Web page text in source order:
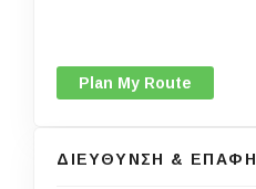
Plan My Route
ΔΙΕΥΘΥΝΣΗ & ΕΠΑΦΗ